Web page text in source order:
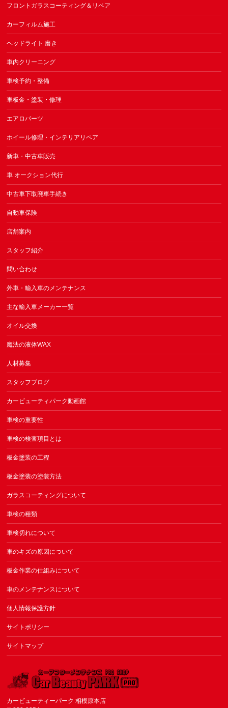
フロントガラスコーティング＆リペア
カーフィルム施工
ヘッドライト 磨き
車内クリーニング
車検予約・整備
車板金・塗装・修理
エアロパーツ
ホイール修理・インテリアリペア
新車・中古車販売
車 オークション代行
中古車下取廃車手続き
自動車保険
店舗案内
スタッフ紹介
問い合わせ
外車・輸入車のメンテナンス
主な輸入車メーカー一覧
オイル交換
魔法の液体WAX
人材募集
スタッフブログ
カービューティパーク動画館
車検の重要性
車検の検査項目とは
板金塗装の工程
板金塗装の塗装方法
ガラスコーティングについて
車検の種類
車検切れについて
車のキズの原因について
板金作業の仕組みについて
車のメンテナンスについて
個人情報保護方針
サイトポリシー
サイトマップ
カービューティーパーク 相模原本店